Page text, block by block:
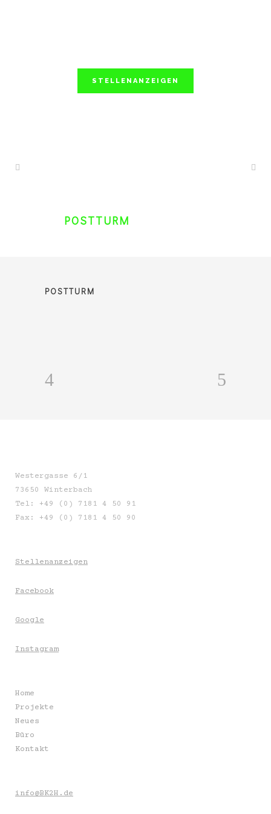
STELLENANZEIGEN
POSTTURM
POSTTURM
Westergasse 6/1
73650 Winterbach
Tel: +49 (0) 7181 4 50 91
Fax: +49 (0) 7181 4 50 90
Stellenanzeigen
Facebook
Google
Instagram
Home
Projekte
Neues
Büro
Kontakt
info@BK2H.de